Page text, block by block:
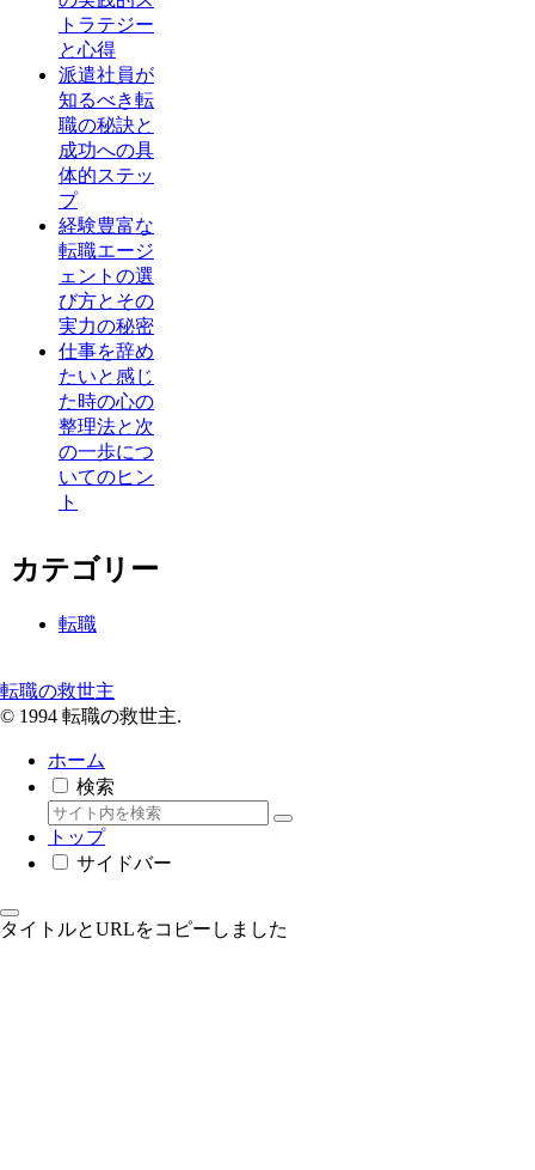
トラテジー
と心得
派遣社員が
知るべき転
職の秘訣と
成功への具
体的ステッ
プ
経験豊富な
転職エージ
ェントの選
び方とその
実力の秘密
仕事を辞め
たいと感じ
た時の心の
整理法と次
の一歩につ
いてのヒン
ト
カテゴリー
転職
転職の救世主
© 1994 転職の救世主.
ホーム
検索
トップ
サイドバー
タイトルとURLをコピーしました